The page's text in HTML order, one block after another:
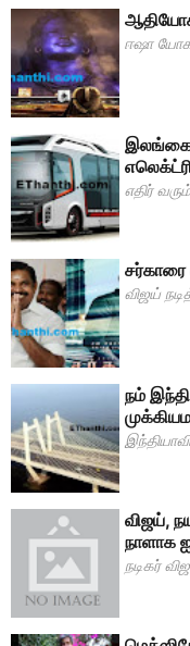
ஈஷா
எதிர்
சர்காரை
விஜய்
நம்
விஜய்,
நாளாக
நடிகர்